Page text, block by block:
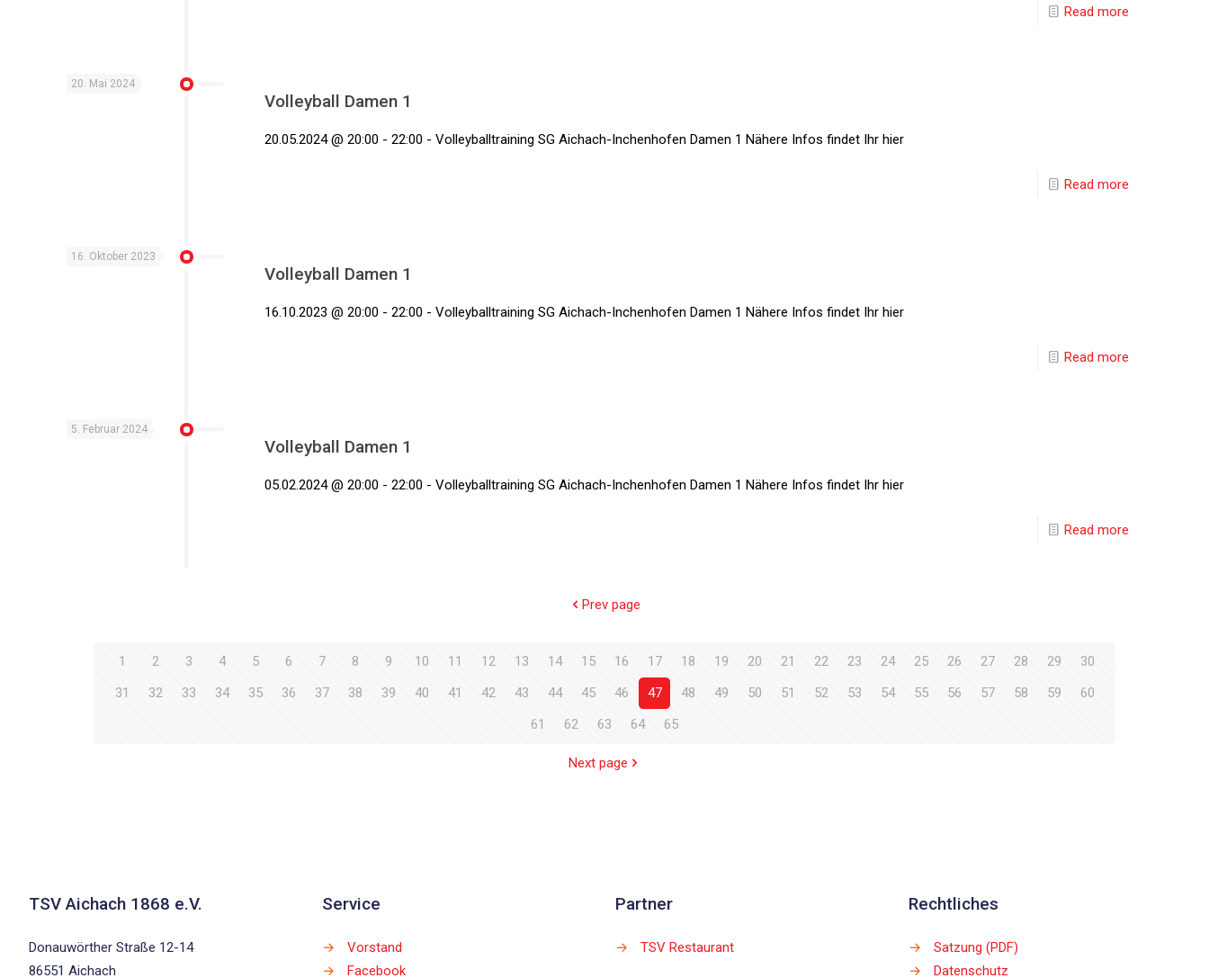
Read more
20. Mai 2024
Volleyball Damen 1
20.05.2024 @ 20:00 - 22:00 - Volleyballtraining SG Aichach-Inchenhofen Damen 1 Nähere Infos findet Ihr hier
Read more
16. Oktober 2023
Volleyball Damen 1
16.10.2023 @ 20:00 - 22:00 - Volleyballtraining SG Aichach-Inchenhofen Damen 1 Nähere Infos findet Ihr hier
Read more
5. Februar 2024
Volleyball Damen 1
05.02.2024 @ 20:00 - 22:00 - Volleyballtraining SG Aichach-Inchenhofen Damen 1 Nähere Infos findet Ihr hier
Read more
Prev page
1 2 3 4 5 6 7 8 9 10 11 12 13 14 15 16 17 18 19 20 21 22 23 24 25 26 27 28 29
30
31
32 33 34 35 36 37 38 39 40 41 42 43 44 45 46 47 48 49 50 51 52 53 54 55 56 57 58 59
60
61
62 63 64 65
Next page
TSV Aichach 1868 e.V.
Donauwörther Straße 12-14
86551 Aichach
Service
→
Vorstand
→
Facebook
Partner
→ TSV Restaurant
Rechtliches
→
Satzung (PDF)
→
Datenschutz